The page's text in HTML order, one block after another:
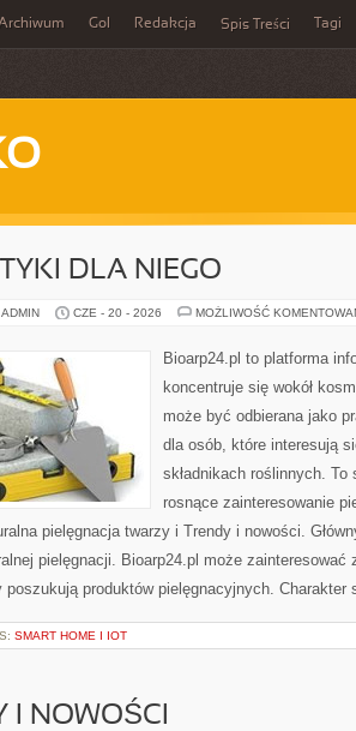
Gol Redakcja Spis Treści Tagi
DLA NIEGO
CZE - 20 - 2026 MOŻLIWOŚĆ
Bioarp24.pl to platforma
koncentruje się wokół
może być odbierana jako
dla osób, które interesują
składnikach roślinnych.
rosnące zainteresowanie
pielęgnacja twarzy i Trendy i nowości.
pielęgnacji. Bioarp24.pl może zainteresować
poszukują produktów pielęgnacyjnych.
SMART HOME I IOT
I NOWOŚCI